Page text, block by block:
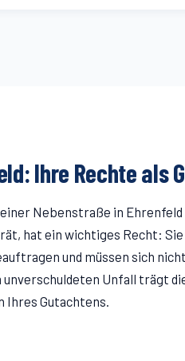
: Ihre Rechte als
Nebenstraße in Ehrenfeld
hat ein wichtiges Recht:
und müssen sich
Unfall trägt
Ihres Gutachtens.